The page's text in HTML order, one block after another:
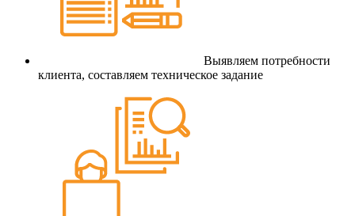
Выявляем потребности
клиента, составляем техническое задание